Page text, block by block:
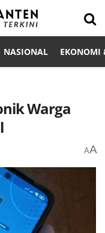
NASIONAL EKONOMI
Warga
AA